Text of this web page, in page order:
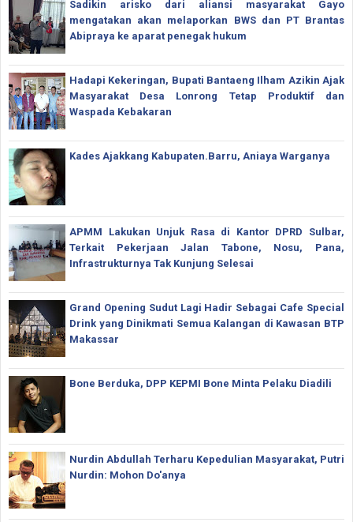
Sadikin arisko dari aliansi masyarakat Gayo
mengatakan akan melaporkan BWS dan PT Brantas
Abipraya ke aparat penegak hukum
Hadapi Kekeringan, Bupati Bantaeng Ilham Azikin Ajak
Masyarakat Desa Lonrong Tetap Produktif dan
Waspada Kebakaran
Kades Ajakkang Kabupaten.Barru, Aniaya Warganya
APMM Lakukan Unjuk Rasa di Kantor DPRD Sulbar,
Terkait Pekerjaan Jalan Tabone, Nosu, Pana,
Infrastrukturnya Tak Kunjung Selesai
Grand Opening Sudut Lagi Hadir Sebagai Cafe Special
Drink yang Dinikmati Semua Kalangan di Kawasan BTP
Makassar
Bone Berduka, DPP KEPMI Bone Minta Pelaku Diadili
Nurdin Abdullah Terharu Kepedulian Masyarakat, Putri
Nurdin: Mohon Do'anya